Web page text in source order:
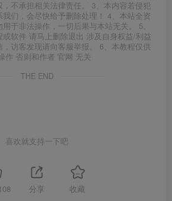
不承担相关法律责任。 3、本内容若侵犯
们，会尽快给予删除处理！ 4、本站全资
于非法操作，一切后果与本站无关。 5、
或软件 请马上删除退出 涉及自身权益/利益
访客发现请向客服举报。 6、本教程仅供
作 否则和作者 官网 无关
THE END
喜欢就支持一下吧
108 分享 收藏